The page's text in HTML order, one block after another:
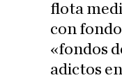
flota
con
«fondos
adictos